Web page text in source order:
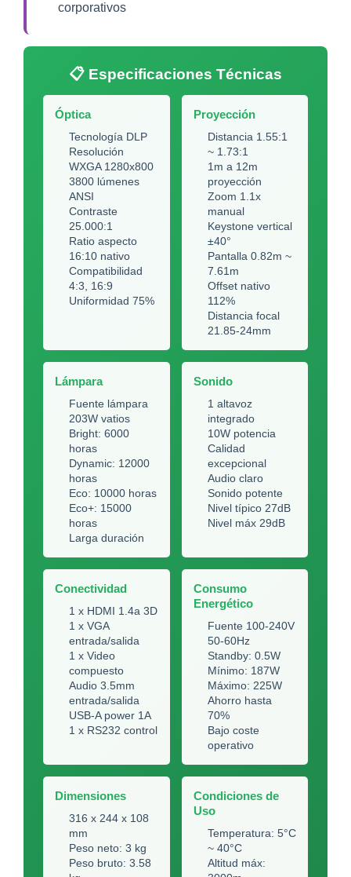
corporativos
📋 Especificaciones Técnicas
Óptica
Tecnología DLP
Resolución
WXGA 1280x800
3800 lúmenes
ANSI
Contraste
25.000:1
Ratio aspecto
16:10 nativo
Compatibilidad
4:3, 16:9
Uniformidad 75%
Proyección
Distancia 1.55:1
~ 1.73:1
1m a 12m
proyección
Zoom 1.1x
manual
Keystone vertical
±40°
Pantalla 0.82m ~
7.61m
Offset nativo
112%
Distancia focal
21.85-24mm
Lámpara
Fuente lámpara
203W vatios
Bright: 6000
horas
Dynamic: 12000
horas
Eco: 10000 horas
Eco+: 15000
horas
Larga duración
Sonido
1 altavoz
integrado
10W potencia
Calidad
excepcional
Audio claro
Sonido potente
Nivel típico 27dB
Nivel máx 29dB
Conectividad
1 x HDMI 1.4a 3D
1 x VGA
entrada/salida
1 x Video
compuesto
Audio 3.5mm
entrada/salida
USB-A power 1A
1 x RS232 control
Consumo
Energético
Fuente 100-240V
50-60Hz
Standby: 0.5W
Mínimo: 187W
Máximo: 225W
Ahorro hasta
70%
Bajo coste
operativo
Dimensiones
316 x 244 x 108
mm
Peso neto: 3 kg
Peso bruto: 3.58
Condiciones de
Uso
Temperatura: 5°C
~ 40°C
Altitud máx: